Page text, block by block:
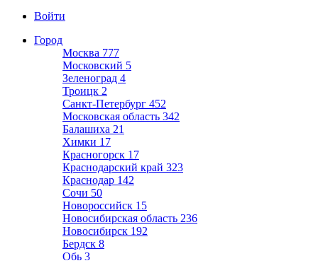
Войти
Город
Москва 777
Московский 5
Зеленоград 4
Троицк 2
Санкт-Петербург 452
Московская область 342
Балашиха 21
Химки 17
Красногорск 17
Краснодарский край 323
Краснодар 142
Сочи 50
Новороссийск 15
Новосибирская область 236
Новосибирск 192
Бердск 8
Обь 3